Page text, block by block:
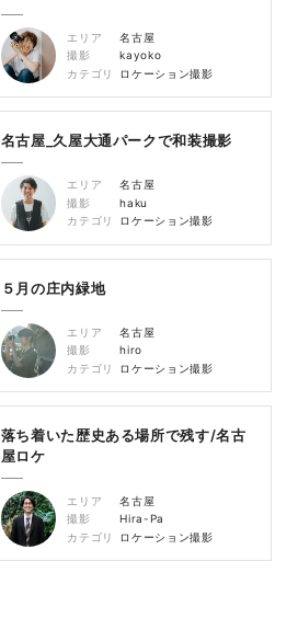
エリア
名古屋
撮影
kayoko
カテゴリ
ロケーション撮影
名古屋_久屋大通パークで和装撮影
エリア
名古屋
撮影
haku
カテゴリ
ロケーション撮影
５月の庄内緑地
エリア
名古屋
撮影
hiro
カテゴリ
ロケーション撮影
落ち着いた歴史ある場所で残す/名古
屋ロケ
エリア
名古屋
撮影
Hira-Pa
カテゴリ
ロケーション撮影